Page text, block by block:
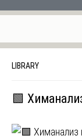
LIBRARY
🟩